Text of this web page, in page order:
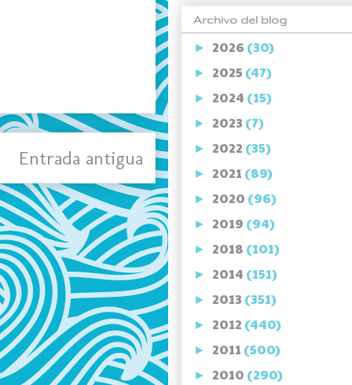
Entrada antigua
Archivo del blog
► 2026 (30)
► 2025 (47)
► 2024 (15)
► 2023 (7)
► 2022 (35)
► 2021 (89)
► 2020 (96)
► 2019 (94)
► 2018 (101)
► 2014 (151)
► 2013 (351)
► 2012 (440)
► 2011 (500)
► 2010 (290)